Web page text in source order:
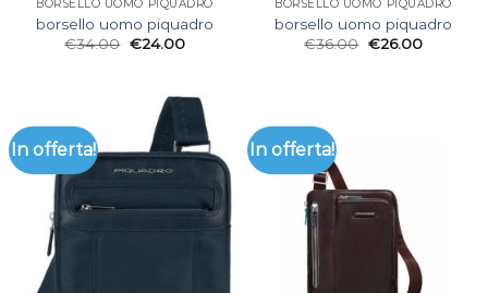
BORSELLO UOMO PIQUADRO
borsello uomo piquadro
€34.00 €24.00
BORSELLO UOMO PIQUADRO
borsello uomo piquadro
€36.00 €26.00
In offerta! In offerta!